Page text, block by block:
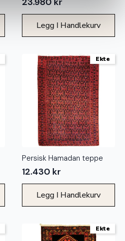
Legg I Handlekurv
Ekte
Persisk Hamadan teppe
12.430 kr
Legg I Handlekurv
Ekte